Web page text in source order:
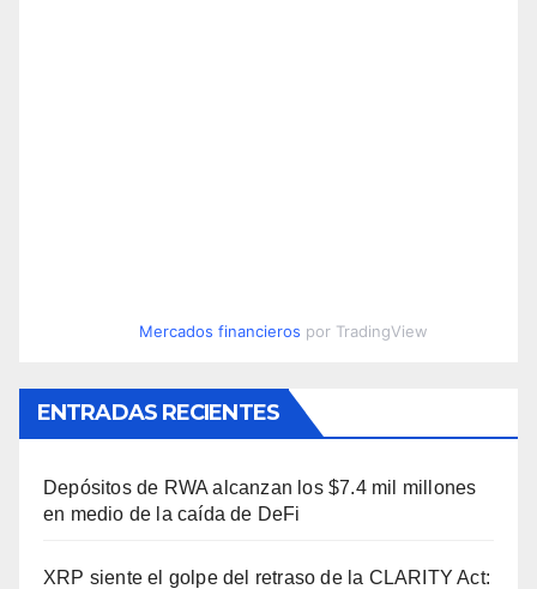
Mercados financieros por TradingView
ENTRADAS RECIENTES
Depósitos de RWA alcanzan los $7.4 mil millones
en medio de la caída de DeFi
XRP siente el golpe del retraso de la CLARITY Act: